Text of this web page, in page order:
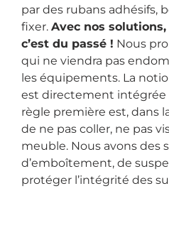
par des rubans adhésifs,
fixer. Avec nos
c’est du passé ! Nous
qui ne viendra pas
les équipements. La
est directement intégrée
règle première est, dans
de ne pas coller, ne pas
meuble. Nous avons des
d’emboîtement, de
protéger l’intégrité des